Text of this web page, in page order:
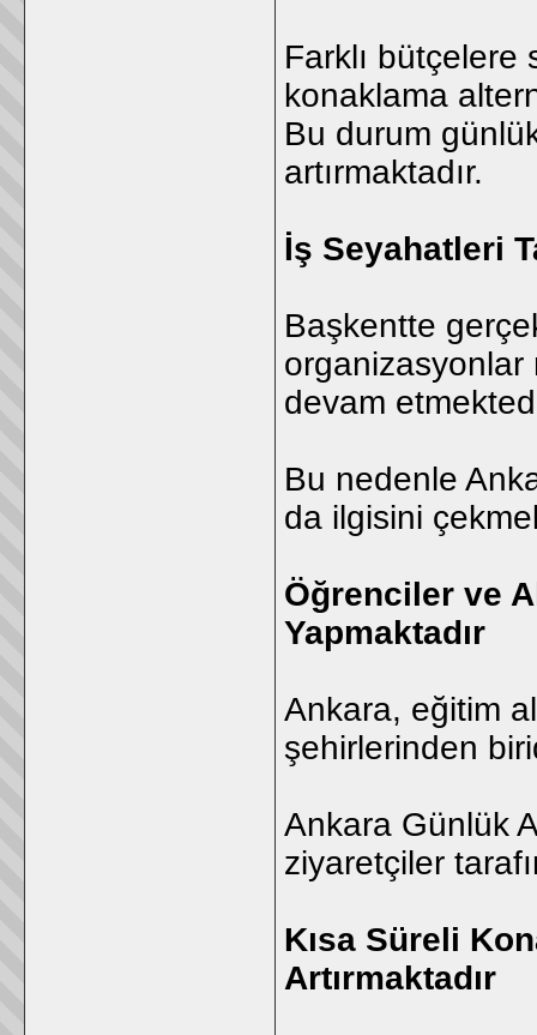
Farklı bütçelere
konaklama
Bu durum
artırmaktadır.
İş Seyahatleri
Başkentte
organizasyonlar
devam
Bu nedenle
da ilgisini
Öğrenciler ve
Yapmaktadır
Ankara, eğitim
şehirlerinden
Ankara Günlük
ziyaretçiler
Kısa Süreli
Artırmaktadır